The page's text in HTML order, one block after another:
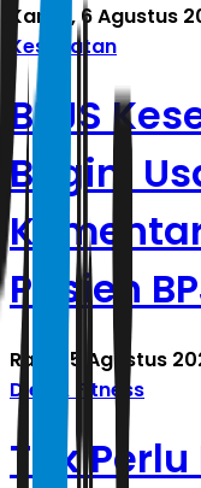
Kamis, 6 Agustus
Kesehatan
BPJS
Begini
Pasien
Rabu, 5 Agustus
Diet & Fitness
Tak Perlu